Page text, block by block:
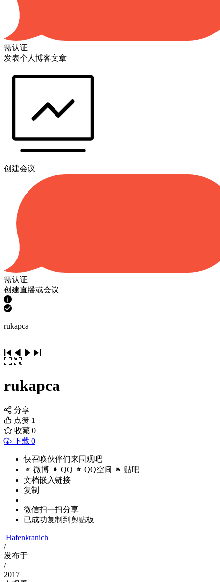
需认证
发表个人博客文章
创建会议
需认证
创建直播或会议
rukapca
rukapca
分享
点赞 1
收藏 0
下载 0
快召唤伙伴们来围观吧
微博 QQ QQ空间 贴吧
文档嵌入链接
复制
微信扫一扫分享
已成功复制到剪贴板
Hafenkranich
/
发布于
/
2017